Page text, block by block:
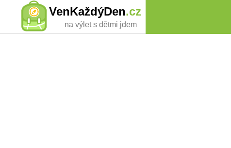
VenKaždýDen.cz
na výlet s dětmi jdem